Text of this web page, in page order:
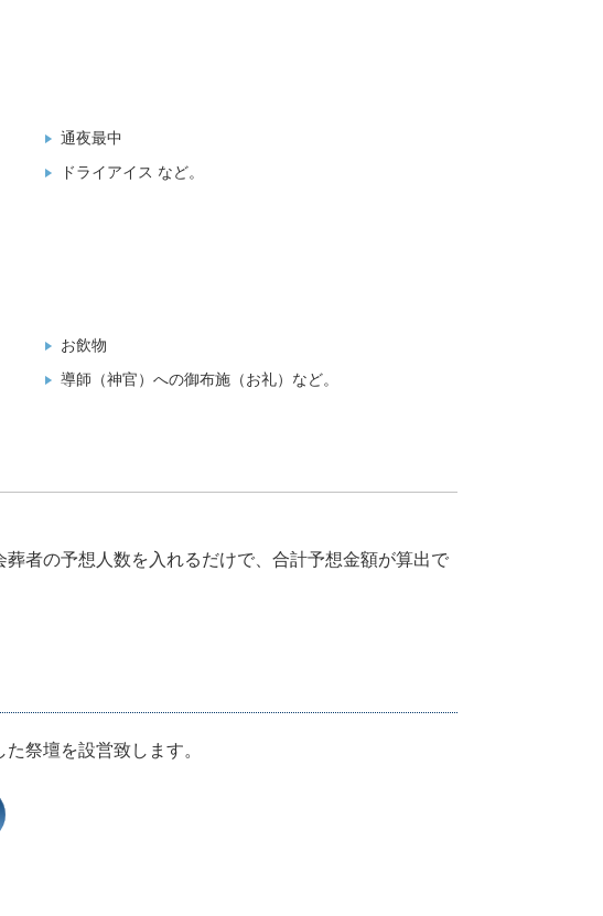
通夜最中
ドライアイス など。
お飲物
導師（神官）への御布施（お礼）など。
者の予想人数を入れるだけで、合計予想金額が算出で
祭壇を設営致します。